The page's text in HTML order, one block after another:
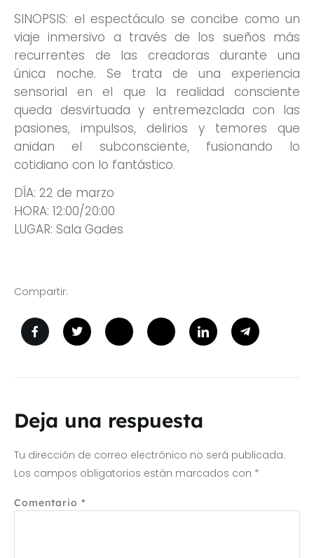
SINOPSIS: el espectáculo se concibe como un
viaje inmersivo a través de los sueños más
recurrentes de las creadoras durante una
única noche. Se trata de una experiencia
sensorial en el que la realidad consciente
queda desvirtuada y entremezclada con las
pasiones, impulsos, delirios y temores que
anidan el subconsciente, fusionando lo
cotidiano con lo fantástico.
DÍA: 22 de marzo
HORA: 12:00/20:00
LUGAR: Sala Gades
Compartir:
Deja una respuesta
Tu dirección de correo electrónico no será publicada.
Los campos obligatorios están marcados con *
Comentario *